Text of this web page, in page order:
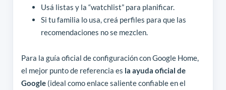
Usá listas y la “watchlist” para planificar.
Si tu familia lo usa, creá perfiles para que las
recomendaciones no se mezclen.
Para la guía oficial de configuración con Google Home,
el mejor punto de referencia es la ayuda oficial de
Google(ideal como enlace saliente confiable en el